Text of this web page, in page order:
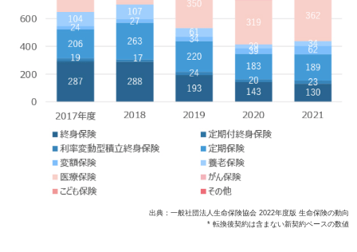
出典：一般社団法人生命保険協会 2022年度版 生命保険の動向
* 転換後契約は含まない新契約ベースの数値